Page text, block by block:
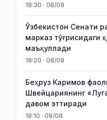
18:30 · 08/08
Ўзбекистон Сенати
марказ тўғрисидаги
маъқуллади
18:20 · 08/08
Беҳруз Каримов
Швейцариянинг
давом эттиради
18:10 · 08/08